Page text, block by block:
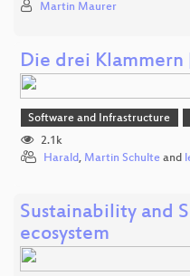
Martin Maurer
Die drei Klammern
Software and Infrastructure
2.1k
Harald, Martin Schulte and
Sustainability and
ecosystem